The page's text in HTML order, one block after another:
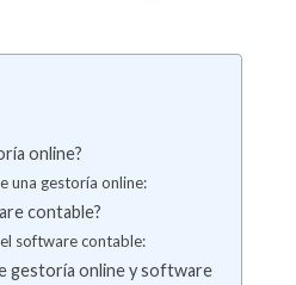
online?
una gestoría online:
contable?
software contable:
gestoría online y software